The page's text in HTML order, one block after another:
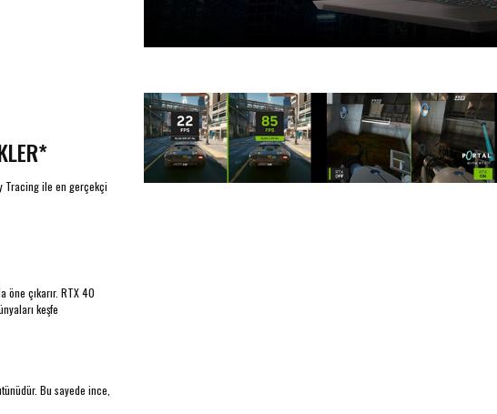
Tracing ile en gerçekçi
öne çıkarır. RTX 40
keşfe
Bu sayede ince,